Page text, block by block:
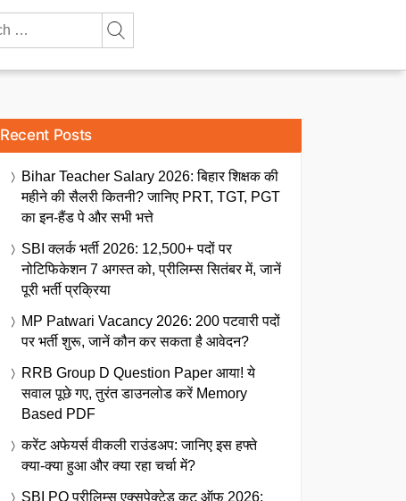
Recent Posts
Bihar Teacher Salary 2026: बिहार शिक्षक की
महीने की सैलरी कितनी? जानिए PRT, TGT, PGT
का इन-हैंड पे और सभी भत्ते
SBI क्लर्क भर्ती 2026: 12,500+ पदों पर
नोटिफिकेशन 7 अगस्त को, प्रीलिम्स सितंबर में, जानें
पूरी भर्ती प्रक्रिया
MP Patwari Vacancy 2026: 200 पटवारी पदों
पर भर्ती शुरू, जानें कौन कर सकता है आवेदन?
RRB Group D Question Paper आया! ये
सवाल पूछे गए, तुरंत डाउनलोड करें Memory
Based PDF
करेंट अफेयर्स वीकली राउंडअप: जानिए इस हफ्ते
क्या-क्या हुआ और क्या रहा चर्चा में?
SBI PO प्रीलिम्स एक्सपेक्टेड कट ऑफ 2026: